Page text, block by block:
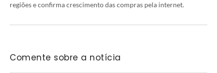
regiões e confirma crescimento das compras pela internet.
Comente sobre a notícia